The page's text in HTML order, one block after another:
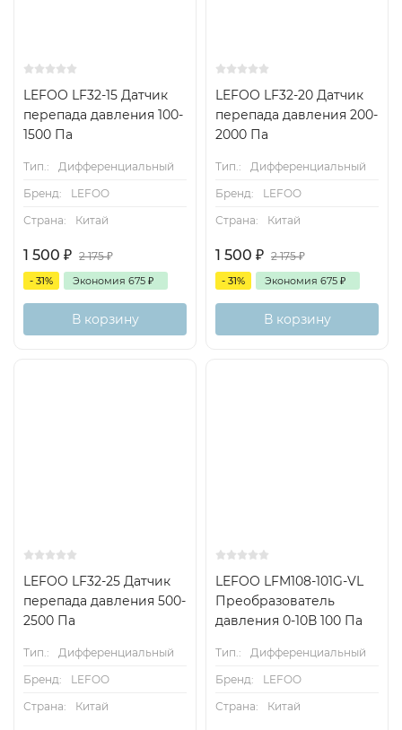
LEFOO LF32-15 Датчик
перепада давления 100-
1500 Па
Тип.:
Дифференциальный
Бренд:
LEFOO
Страна:
Китай
1 500 ₽ 2 175₽
- 31% Экономия 675 ₽
В корзину
LEFOO LF32-20 Датчик
перепада давления 200-
2000 Па
Тип.:
Дифференциальный
Бренд:
LEFOO
Страна:
Китай
1 500 ₽ 2 175₽
- 31% Экономия 675 ₽
В корзину
LEFOO LF32-25 Датчик
перепада давления 500-
2500 Па
Тип.:
Дифференциальный
Бренд:
LEFOO
Страна:
Китай
LEFOO LFM108-101G-VL
Преобразователь
давления 0-10В 100 Па
Тип.:
Дифференциальный
Бренд:
LEFOO
Страна:
Китай